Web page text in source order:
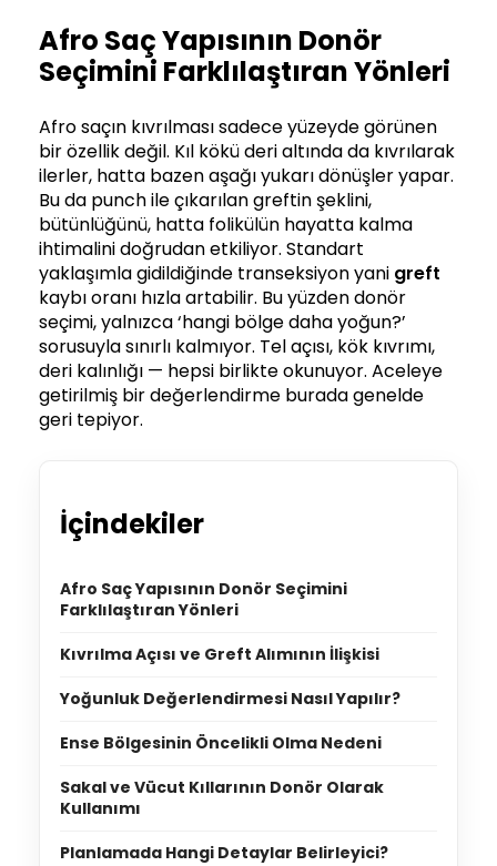
Afro Saç Yapısının Donör
Seçimini Farklılaştıran Yönleri
Afro saçın kıvrılması sadece yüzeyde görünen
bir özellik değil. Kıl kökü deri altında da kıvrılarak
ilerler, hatta bazen aşağı yukarı dönüşler yapar.
Bu da punch ile çıkarılan greftin şeklini,
bütünlüğünü, hatta folikülün hayatta kalma
ihtimalini doğrudan etkiliyor. Standart
yaklaşımla gidildiğinde transeksiyon yani greft
kaybı oranı hızla artabilir. Bu yüzden donör
seçimi, yalnızca ‘hangi bölge daha yoğun?’
sorusuyla sınırlı kalmıyor. Tel açısı, kök kıvrımı,
deri kalınlığı — hepsi birlikte okunuyor. Aceleye
getirilmiş bir değerlendirme burada genelde
geri tepiyor.
İçindekiler
Afro Saç Yapısının Donör Seçimini
Farklılaştıran Yönleri
Kıvrılma Açısı ve Greft Alımının İlişkisi
Yoğunluk Değerlendirmesi Nasıl Yapılır?
Ense Bölgesinin Öncelikli Olma Nedeni
Sakal ve Vücut Kıllarının Donör Olarak
Kullanımı
Planlamada Hangi Detaylar Belirleyici?